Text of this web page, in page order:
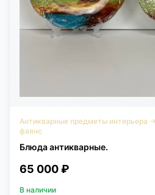
Антикварные предметы интерьера →
фаянс
Блюда антикварные.
65 000 ₽
В наличии